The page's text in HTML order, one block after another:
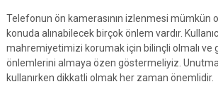
Telefonun ön kamerasının izlenmesi mümkün
konuda alınabilecek birçok önlem vardır.
mahremiyetimizi korumak için bilinçli olmalı ve
önlemlerini almaya özen göstermeliyiz.
kullanırken dikkatli olmak her zaman önemlidir.